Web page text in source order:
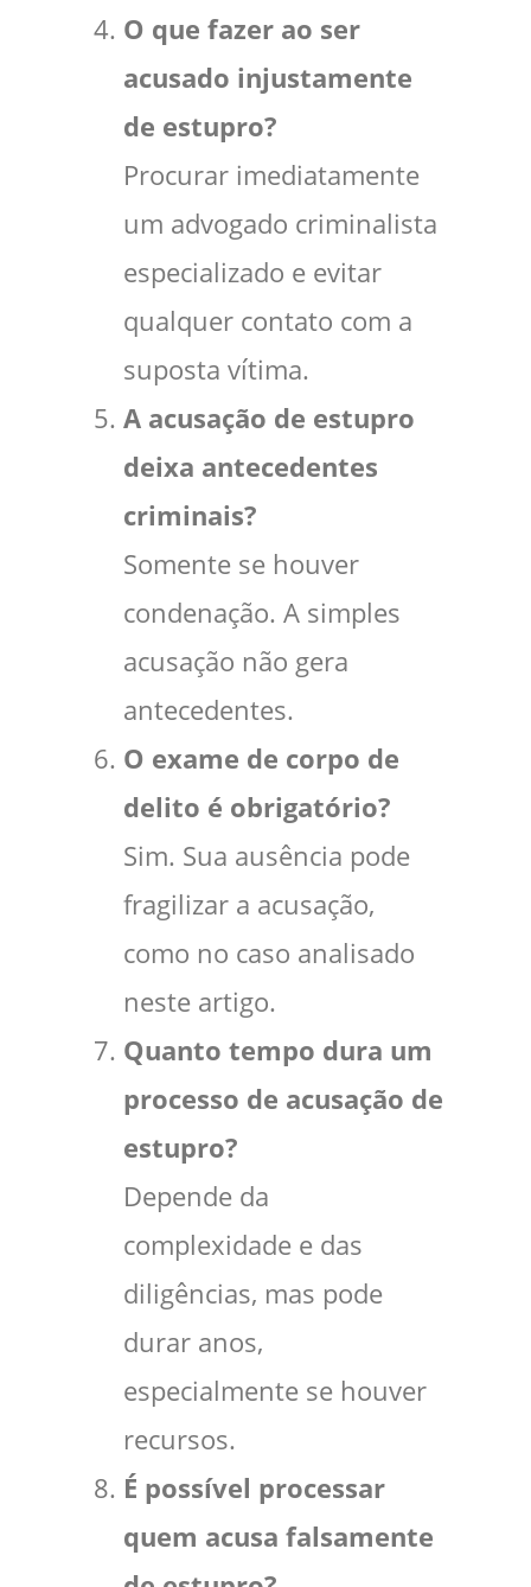
O que fazer ao ser
acusado injustamente
de estupro?
Procurar imediatamente
um advogado criminalista
especializado e evitar
qualquer contato com a
suposta vítima.
A acusação de estupro
deixa antecedentes
criminais?
Somente se houver
condenação. A simples
acusação não gera
antecedentes.
O exame de corpo de
delito é obrigatório?
Sim. Sua ausência pode
fragilizar a acusação,
como no caso analisado
neste artigo.
Quanto tempo dura um
processo de acusação de
estupro?
Depende da
complexidade e das
diligências, mas pode
durar anos,
especialmente se houver
recursos.
É possível processar
quem acusa falsamente